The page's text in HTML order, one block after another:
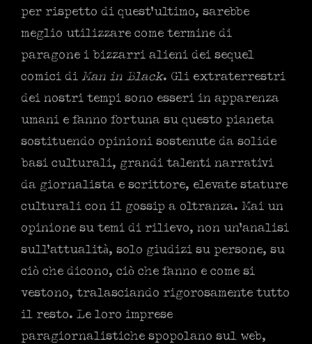
per rispetto di quest’ultimo, sarebbe
meglio utilizzare come termine di
paragone i bizzarri alieni dei sequel
comici di Man in Black. Gli extraterrestri
dei nostri tempi sono esseri in apparenza
umani e fanno fortuna su questo pianeta
sostituendo opinioni sostenute da solide
basi culturali, grandi talenti narrativi
da giornalista e scrittore, elevate stature
culturali con il gossip a oltranza. Mai un
opinione su temi di rilievo, non un’analisi
sull’attualità, solo giudizi su persone, su
ciò che dicono, ciò che fanno e come si
vestono, tralasciando rigorosamente tutto
il resto. Le loro imprese
paragiornalistiche spopolano sul web,